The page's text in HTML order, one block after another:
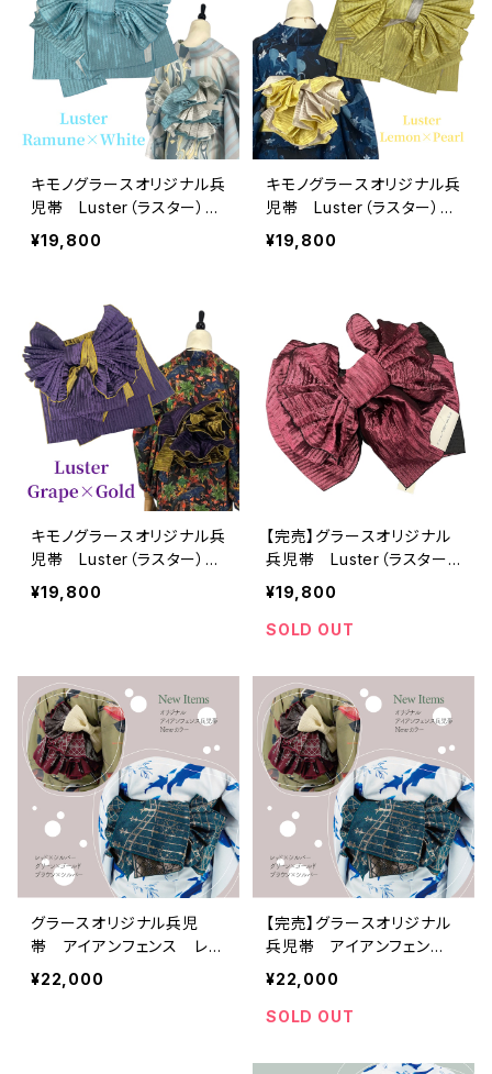
キモノグラースオリジナル兵
児帯 Luster（ラスター）ラ
ムネ×ホワイト ポリエステ
ル100％
¥19,800
キモノグラースオリジナル兵
児帯 Luster（ラスター）レ
モン×パール ポリエステル
100％
¥19,800
キモノグラースオリジナル兵
児帯 Luster（ラスター）グ
レープ×ゴールド ポリエス
テル100％
¥19,800
【完売】グラースオリジナル
兵児帯 Luster（ラスター）
ワイン×ブラック ポリエス
テル100％
¥19,800
SOLD OUT
グラースオリジナル兵児
帯 アイアンフェンス レッ
ド×シルバー ポリエステル
100％
¥22,000
【完売】グラースオリジナル
兵児帯 アイアンフェン
ス グリーン×ゴールド ポ
リエステル100％
¥22,000
SOLD OUT